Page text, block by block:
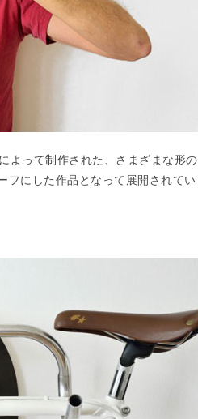
よって制作された、さまざまな形の
フにした作品となって展開されてい